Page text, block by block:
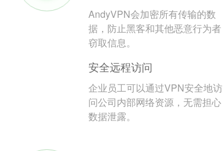
AndyVPN会加密所有传输的数
据，防止黑客和其他恶意行为者
窃取信息。
安全远程访问
企业员工可以通过VPN安全地访
问公司内部网络资源，无需担心
数据泄露。